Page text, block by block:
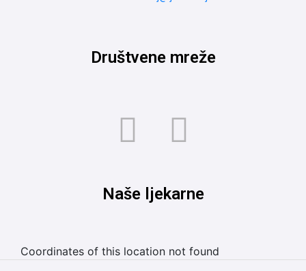
Društvene mreže
Naše ljekarne
Coordinates of this location not found